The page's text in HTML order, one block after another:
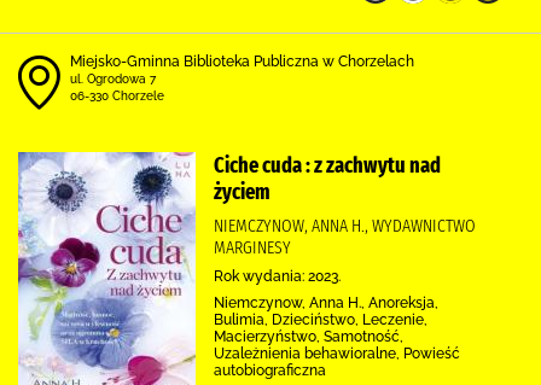
Miejsko-Gminna Biblioteka Publiczna w Chorzelach
ul. Ogrodowa 7
06-330 Chorzele
Ciche cuda : z zachwytu nad
życiem
NIEMCZYNOW, ANNA H., WYDAWNICTWO
MARGINESY
Rok wydania: 2023.
Niemczynow, Anna H., Anoreksja,
Bulimia, Dzieciństwo, Leczenie,
Macierzyństwo, Samotność,
Uzależnienia behawioralne, Powieść
autobiograficzna